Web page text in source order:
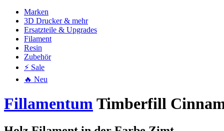
Marken
3D Drucker & mehr
Ersatzteile & Upgrades
Filament
Resin
Zubehör
⚡ Sale
🔥 Neu
FillamentumTimberfill